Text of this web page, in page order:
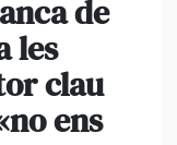
de
les
clau
ens